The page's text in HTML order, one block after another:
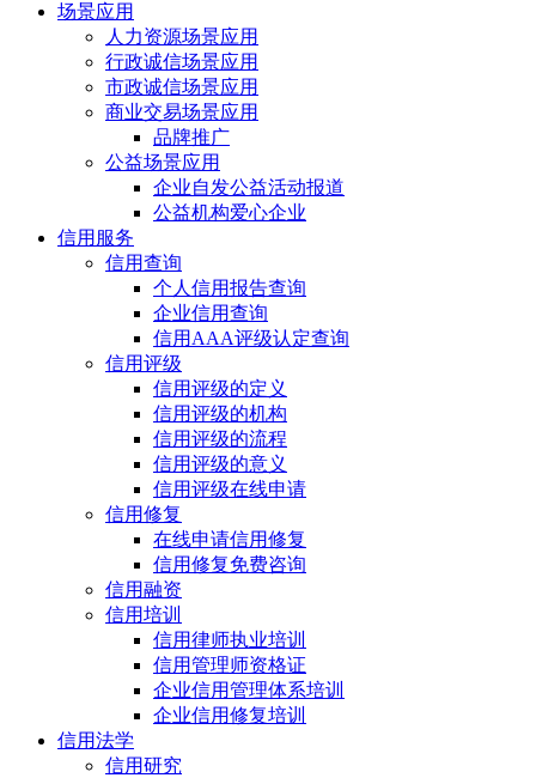
场景应用
人力资源场景应用
行政诚信场景应用
市政诚信场景应用
商业交易场景应用
品牌推广
公益场景应用
企业自发公益活动报道
公益机构爱心企业
信用服务
信用查询
个人信用报告查询
企业信用查询
信用AAA评级认定查询
信用评级
信用评级的定义
信用评级的机构
信用评级的流程
信用评级的意义
信用评级在线申请
信用修复
在线申请信用修复
信用修复免费咨询
信用融资
信用培训
信用律师执业培训
信用管理师资格证
企业信用管理体系培训
企业信用修复培训
信用法学
信用研究